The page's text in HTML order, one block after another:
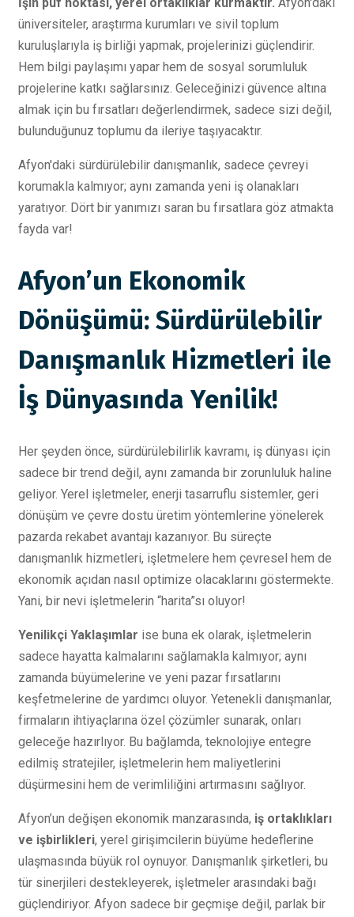
üniversiteler, araştırma kurumları ve sivil toplum
kuruluşlarıyla iş birliği yapmak, projelerinizi güçlendirir.
Hem bilgi paylaşımı yapar hem de sosyal sorumluluk
projelerine katkı sağlarsınız. Geleceğinizi güvence altına
almak için bu fırsatları değerlendirmek, sadece sizi değil,
bulunduğunuz toplumu da ileriye taşıyacaktır.
Afyon'daki sürdürülebilir danışmanlık, sadece çevreyi
korumakla kalmıyor; aynı zamanda yeni iş olanakları
yaratıyor. Dört bir yanımızı saran bu fırsatlara göz atmakta
fayda var!
Afyon’un Ekonomik
Dönüşümü: Sürdürülebilir
Danışmanlık Hizmetleri ile
İş Dünyasında Yenilik!
Her şeyden önce, sürdürülebilirlik kavramı, iş dünyası için
sadece bir trend değil, aynı zamanda bir zorunluluk haline
geliyor. Yerel işletmeler, enerji tasarruflu sistemler, geri
dönüşüm ve çevre dostu üretim yöntemlerine yönelerek
pazarda rekabet avantajı kazanıyor. Bu süreçte
danışmanlık hizmetleri, işletmelere hem çevresel hem de
ekonomik açıdan nasıl optimize olacaklarını göstermekte.
Yani, bir nevi işletmelerin “harita”sı oluyor!
Yenilikçi Yaklaşımlar ise buna ek olarak, işletmelerin
sadece hayatta kalmalarını sağlamakla kalmıyor; aynı
zamanda büyümelerine ve yeni pazar fırsatlarını
keşfetmelerine de yardımcı oluyor. Yetenekli danışmanlar,
firmaların ihtiyaçlarına özel çözümler sunarak, onları
geleceğe hazırlıyor. Bu bağlamda, teknolojiye entegre
edilmiş stratejiler, işletmelerin hem maliyetlerini
düşürmesini hem de verimliliğini artırmasını sağlıyor.
Afyon’un değişen ekonomik manzarasında, iş ortaklıkları
ve işbirlikleri, yerel girişimcilerin büyüme hedeflerine
ulaşmasında büyük rol oynuyor. Danışmanlık şirketleri, bu
tür sinerjileri destekleyerek, işletmeler arasındaki bağı
güçlendiriyor. Afyon sadece bir geçmişe değil, parlak bir